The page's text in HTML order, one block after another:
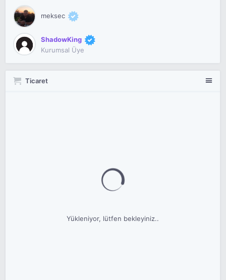
meksec
ShadowKing
Kurumsal Üye
Ticaret
Yükleniyor, lütfen bekleyiniz..